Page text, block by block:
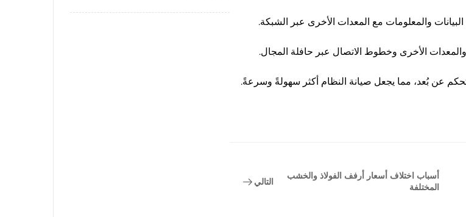
عن بُعد، مما يجعل صيانة النظام أكثر سهولةً وسرعةً.
أسباب اختلاف أسعار أرفف الفولاذ والخشب
المختلفة
التالي